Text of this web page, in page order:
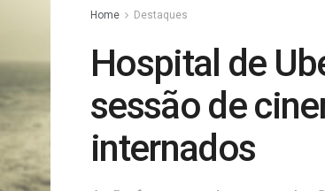
Home Destaques
Hospital de
sessão de
internados